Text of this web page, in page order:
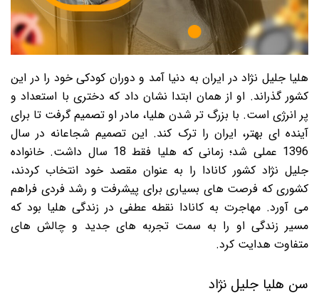
هلیا جلیل نژاد در ایران به دنیا آمد و دوران کودکی خود را در این
کشور گذراند. او از همان ابتدا نشان داد که دختری با استعداد و
پر انرژی است. با بزرگ تر شدن هلیا، مادر او تصمیم گرفت تا برای
آینده ای بهتر، ایران را ترک کند. این تصمیم شجاعانه در سال
1396 عملی شد؛ زمانی که هلیا فقط 18 سال داشت. خانواده
جلیل نژاد کشور کانادا را به عنوان مقصد خود انتخاب کردند،
کشوری که فرصت های بسیاری برای پیشرفت و رشد فردی فراهم
می آورد. مهاجرت به کانادا نقطه عطفی در زندگی هلیا بود که
مسیر زندگی او را به سمت تجربه های جدید و چالش های
متفاوت هدایت کرد.
سن هلیا جلیل نژاد